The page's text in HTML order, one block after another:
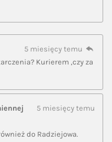
5 miesięcy temu
Kurierem ,czy za
5 miesięcy temu
do Radziejowa.